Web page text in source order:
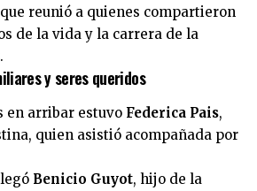
reunió a quienes compartieron
de la vida y la carrera de la
y seres queridos
en arribar estuvo Federica Pais,
quien asistió acompañada por
Benicio Guyot, hijo de la